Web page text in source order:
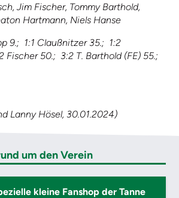
Jim Fischer, Tommy Barthold,
Hartmann, Niels Hanse
9.; 1:1 Claußnitzer 35.; 1:2
Fischer 50.; 3:2 T. Barthold (FE) 55.;
Lanny Hösel, 30.01.2024)
um den Verein
kleine Fanshop der Tanne